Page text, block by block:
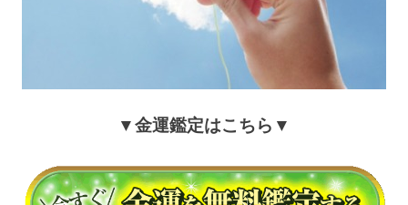
▼金運鑑定はこちら▼